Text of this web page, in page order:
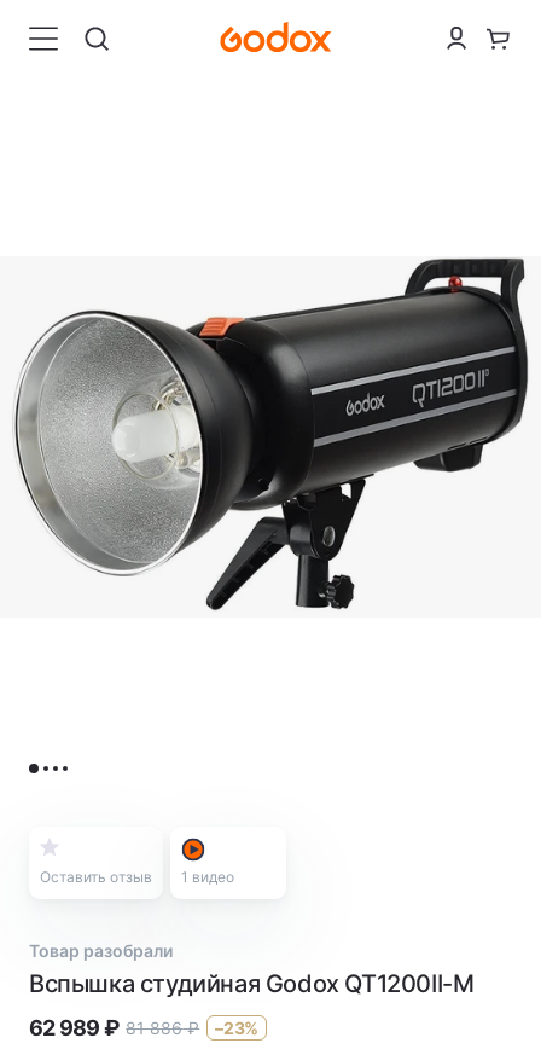
Оставить отзыв 1 видео
Товар разобрали
Вспышка студийная Godox QT1200II-M
62 989₽ 81 886 ₽ –23%